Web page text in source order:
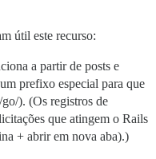
útil este recurso:
a partir de posts e
prefixo especial para que
). (Os registros de
que atingem o Rails
+ abrir em nova aba).)